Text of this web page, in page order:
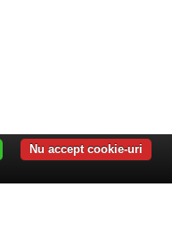
Nu accept cookie-uri